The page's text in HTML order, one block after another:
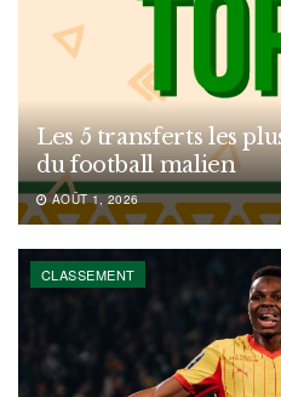
Les 5 transferts les
du football malien
AOÛT 1, 2026
CLASSEMENT